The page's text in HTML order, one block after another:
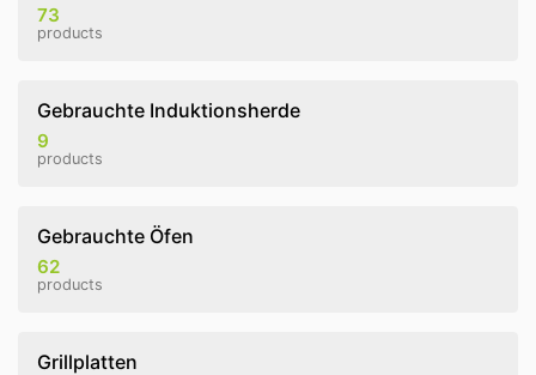
73
products
Gebrauchte Induktionsherde
9
products
Gebrauchte Öfen
62
products
Grillplatten